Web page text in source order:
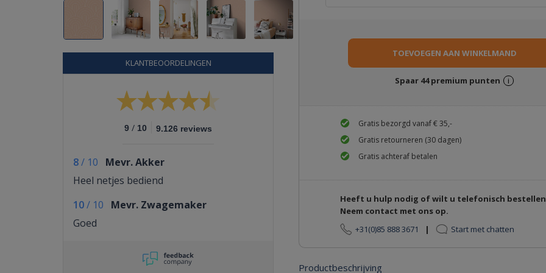
KLANTBEOORDELINGEN
9 / 10 9.126 reviews
8/ 10
Mevr. Akker
Heel netjes bediend
10/ 10
Mevr. Zwagemaker
Goed
Spaar 44premium punten i
Gratis bezorgd vanaf € 35,-
Gratis retourneren (30 dagen)
Gratis achteraf betalen
Heeft u hulp nodig of wilt u telefonisch
Neem contact met ons op.
+31(0)85 888 3671
| Start met chatten
Productbeschrijving